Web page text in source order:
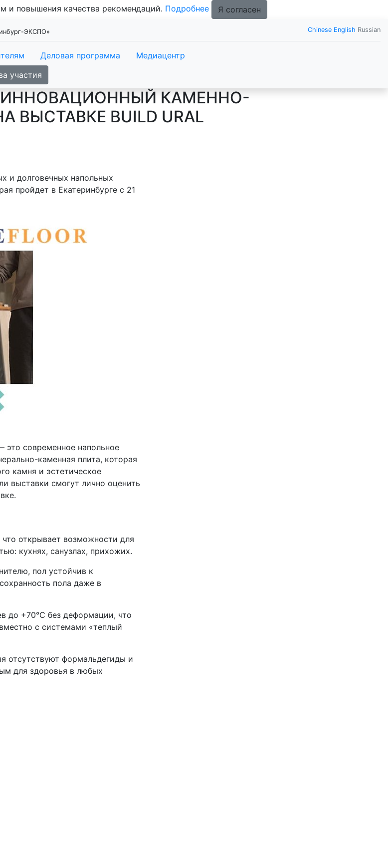
и повышения качества рекомендаций. Подробнее Я согласен
ЭКСПО» Chinese English Russian
Деловая программа
Медиацентр
участия
ИННОВАЦИОННЫЙ КАМЕННО-
BUILD URAL
и долговечных напольных
пройдет в Екатеринбурге с 21
это современное напольное
каменная плита, которая
камня и эстетическое
выставки смогут лично оценить
открывает возможности для
кухнях, санузлах, прихожих.
пол устойчив к
пола даже в
до +70°C без деформации, что
с системами «теплый
отсутствуют формальдегиды и
для здоровья в любых